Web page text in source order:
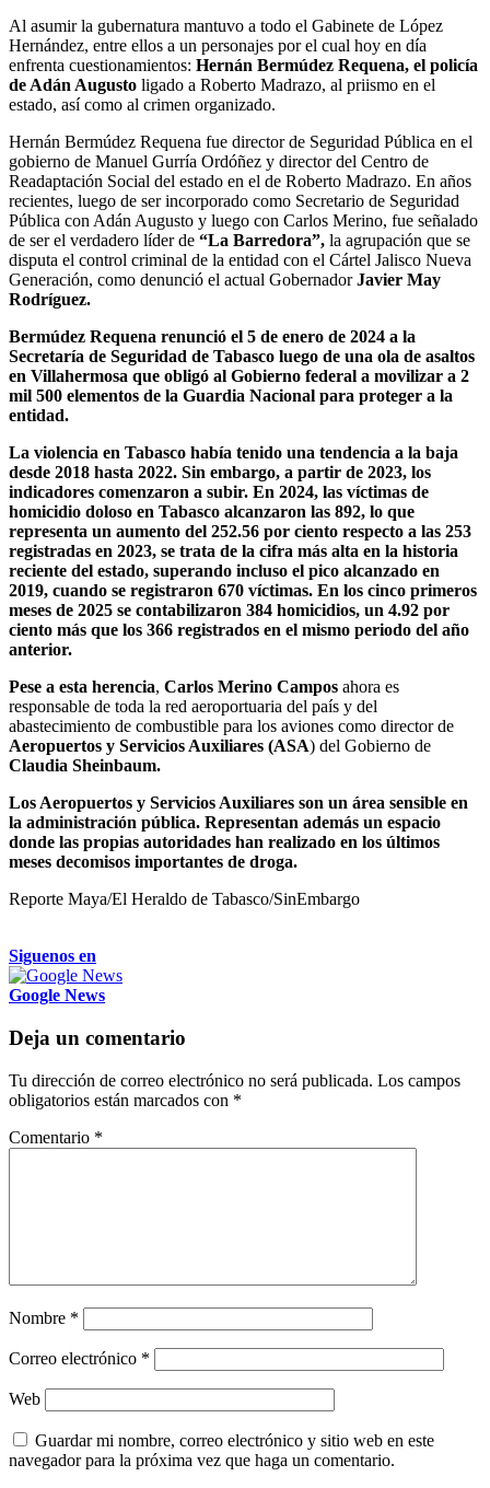
Al asumir la gubernatura mantuvo a todo el Gabinete de López
Hernández, entre ellos a un personajes por el cual hoy en día
enfrenta cuestionamientos: Hernán Bermúdez Requena, el policía
de Adán Augusto ligado a Roberto Madrazo, al priismo en el
estado, así como al crimen organizado.
Hernán Bermúdez Requena fue director de Seguridad Pública en el
gobierno de Manuel Gurría Ordóñez y director del Centro de
Readaptación Social del estado en el de Roberto Madrazo. En años
recientes, luego de ser incorporado como Secretario de Seguridad
Pública con Adán Augusto y luego con Carlos Merino, fue señalado
de ser el verdadero líder de “La Barredora”, la agrupación que se
disputa el control criminal de la entidad con el Cártel Jalisco Nueva
Generación, como denunció el actual GobernadorJavier May
Rodríguez.
Bermúdez Requena renunció el 5 de enero de 2024 a la
Secretaría de Seguridad de Tabasco luego de una ola de asaltos
en Villahermosa que obligó al Gobierno federal a movilizar a 2
mil 500 elementos de la Guardia Nacional para proteger a la
entidad.
La violencia en Tabasco había tenido una tendencia a la baja
desde 2018 hasta 2022. Sin embargo, a partir de 2023, los
indicadores comenzaron a subir. En 2024, las víctimas de
homicidio doloso en Tabasco alcanzaron las 892, lo que
representa un aumento del 252.56 por ciento respecto a las 253
registradas en 2023, se trata de la cifra más alta en la historia
reciente del estado, superando incluso el pico alcanzado en
2019, cuando se registraron 670 víctimas. En los cinco primeros
meses de 2025 se contabilizaron 384 homicidios, un 4.92 por
ciento más que los 366 registrados en el mismo periodo del año
anterior.
Pese a esta herencia, Carlos Merino Campos ahora es
responsable de toda la red aeroportuaria del país y del
abastecimiento de combustible para los aviones como director de
Aeropuertos y Servicios Auxiliares (ASA) del Gobierno de
Claudia Sheinbaum.
Los Aeropuertos y Servicios Auxiliares son un área sensible en
la administración pública. Representan además un espacio
donde las propias autoridades han realizado en los últimos
meses decomisos importantes de droga.
Reporte Maya/El Heraldo de Tabasco/SinEmbargo
Siguenos en
Google News
Deja un comentario
Tu dirección de correo electrónico no será publicada. Los campos
obligatorios están marcados con *
Comentario *
Nombre *
Correo electrónico *
Web
Guardar mi nombre, correo electrónico y sitio web en este
navegador para la próxima vez que haga un comentario.